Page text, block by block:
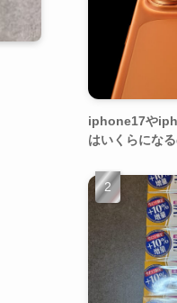
iphone17や
はいくらにな